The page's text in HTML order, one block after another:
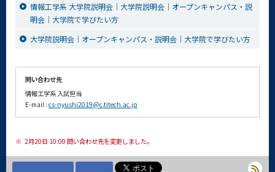
情報工学系 大学院説明会｜大学院説明会｜オープンキャンパス・説
明会｜大学院で学びたい方
大学院説明会｜オープンキャンパス・説明会｜大学院で学びたい方
問い合わせ先
情報工学系 入試担当
E-mail : cs-nyushi2019@c.titech.ac.jp
※ 2月20日 10:00 問い合わせ先を変更しました。